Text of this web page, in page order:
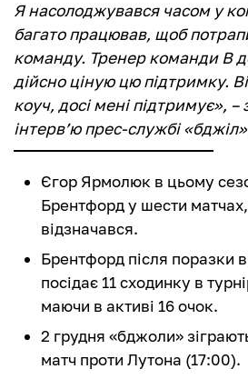
Я насолоджувався часом у
багато працював, щоб
команду. Тренер команди В
дійсно ціную цю підтримку.
коуч, досі мені підтримує»,
інтерв’ю прес-службі
Єгор Ярмолюк в цьому
Брентфорд у шести
відзначався.
Брентфорд після поразки
посідає 11 сходинку в
маючи в активі 16 очок.
2 грудня «бджоли»
матч проти Лутона (17:00).